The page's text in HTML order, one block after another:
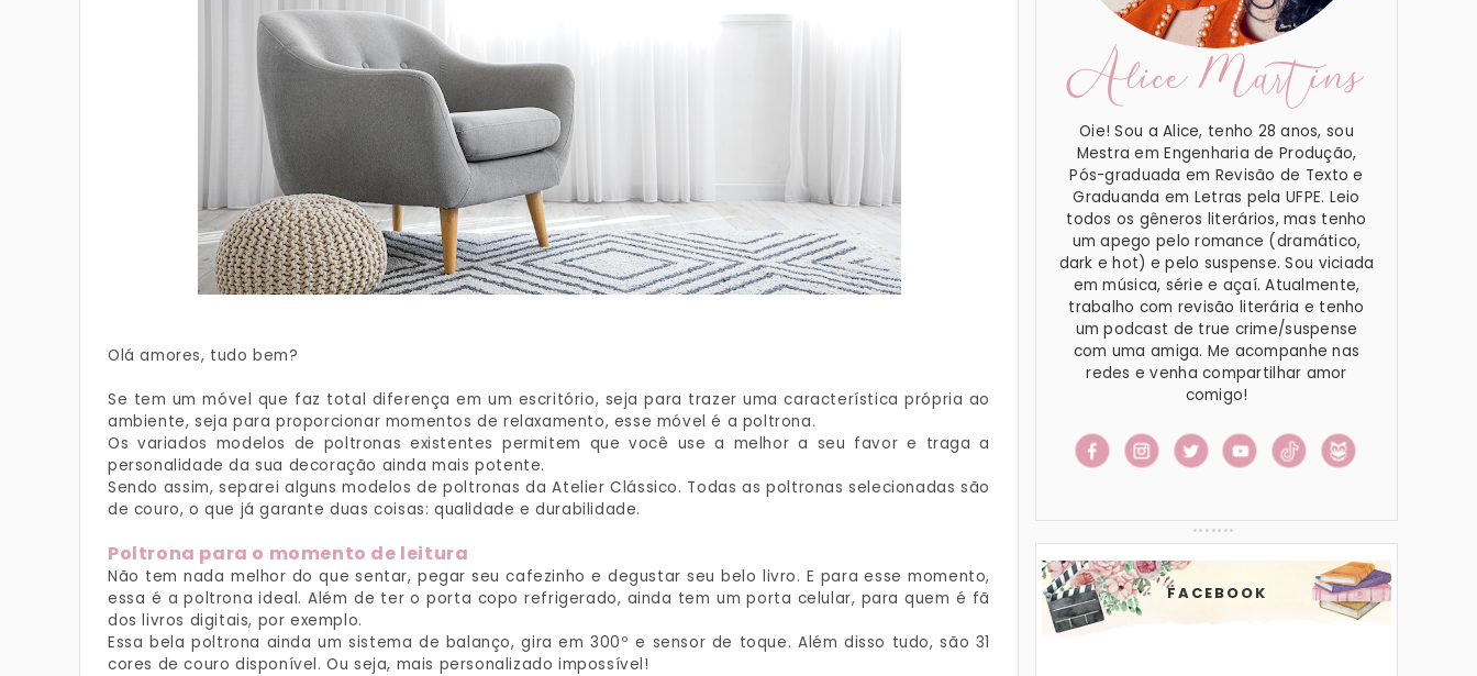
Olá amores, tudo bem?
Se tem um móvel que faz total diferença em um escritório, seja para trazer uma característica própria ao
ambiente, seja para proporcionar momentos de relaxamento, esse móvel é a poltrona.
Os variados modelos de poltronas existentes permitem que você use a melhor a seu favor e traga a
personalidade da sua decoração ainda mais potente.
Sendo assim, separei alguns modelos de poltronas da Atelier Clássico. Todas as poltronas selecionadas são
de couro, o que já garante duas coisas: qualidade e durabilidade.
Poltrona para o momento de leitura
Não tem nada melhor do que sentar, pegar seu cafezinho e degustar seu belo livro. E para esse momento,
essa é a poltrona ideal. Além de ter o porta copo refrigerado, ainda tem um porta celular, para quem é fã
dos livros digitais, por exemplo.
Essa bela poltrona ainda um sistema de balanço, gira em 300º e sensor de toque. Além disso tudo, são 31
cores de couro disponível. Ou seja, mais personalizado impossível!
Alice Martins
Oie! Sou a Alice, tenho 28 anos, sou
Mestra em Engenharia de Produção,
Pós-graduada em Revisão de Texto e
Graduanda em Letras pela UFPE. Leio
todos os gêneros literários, mas tenho
um apego pelo romance (dramático,
dark e hot) e pelo suspense. Sou viciada
em música, série e açaí. Atualmente,
trabalho com revisão literária e tenho
um podcast de true crime/suspense
com uma amiga. Me acompanhe nas
redes e venha compartilhar amor
comigo!
FACEBOOK